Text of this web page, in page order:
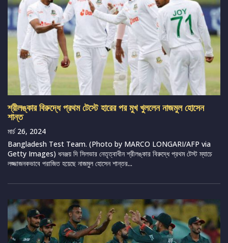
শ্রীলঙ্কার বিরুদ্ধে প্রথম টেস্টে হারের পর মুখ খুললেন নাজমুল হোসেন
শান্ত
মার্চ 26, 2024
Bangladesh Test Team. (Photo by MARCO LONGARI/AFP via
Getty Images) ধনঞ্জয় দি সিলভার নেতৃত্বাধীন শ্রীলঙ্কার বিরুদ্ধে প্রথম টেস্ট ম্যাচে
লজ্জাজনকভাবে পরাজিত হয়েছে নাজমুল হোসেন শান্তর...